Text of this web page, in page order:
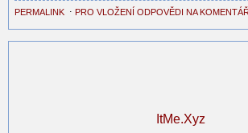
PERMALINK ⋅ PRO VLOŽENÍ ODPOVĚDI NA
ItMe.Xyz